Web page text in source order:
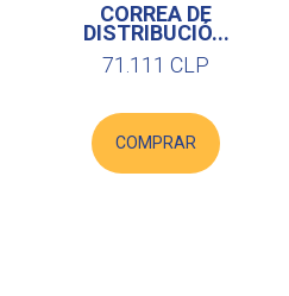
CORREA DE
DISTRIBUCIÓ...
71.111 CLP
COMPRAR